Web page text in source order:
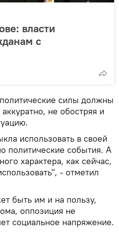
власти
с
силы должны
не обостряя и
использовать в своей
политические события. А
характера, как сейчас,
- отметил
быть им и на пользу,
оппозиция не
социальное напряжение.